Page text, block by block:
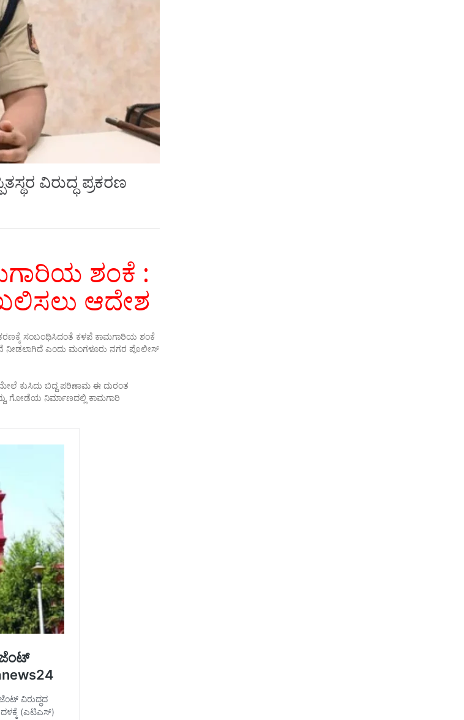
ವಿರುದ್ಧ ಪ್ರಕರಣ
ಶಂಕೆ :
ಆದೇಶ
ಸಂಬಂಧಿಸಿದಂತೆ ಕಳಪೆ ಕಾಮಗಾರಿಯ ಶಂಕೆ
ನೀಡಲಾಗಿದೆ ಎಂದು ಮಂಗಳೂರು ನಗರ ಪೊಲೀಸ್
ಕುಸಿದು ಬಿದ್ದ ಪರಿಣಾಮ ಈ ದುರಂತ
ಗೋಡೆಯ ನಿರ್ಮಾಣದಲ್ಲಿ ಕಾಮಗಾರಿ